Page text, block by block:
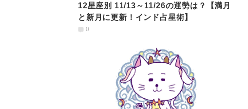
12星座別 11/13～11/26の運勢は？【満月
と新月に更新！インド占星術】
0